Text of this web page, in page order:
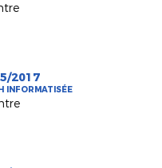
2017
INFORMATISÉE